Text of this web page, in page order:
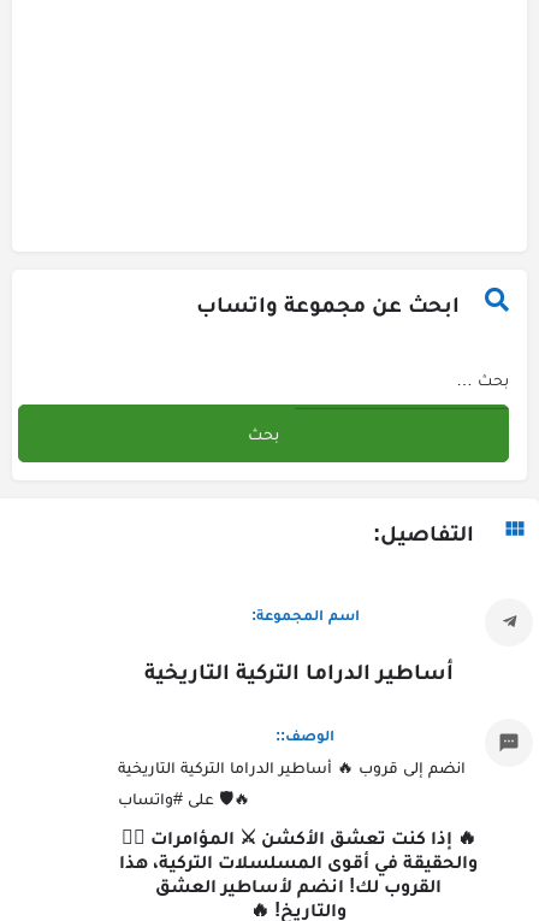
ابحث عن مجموعة واتساب
التفاصيل:
اسم المجموعة:
أساطير الدراما التركية التاريخية
الوصف::
انضم إلى قروب 🔥 أساطير الدراما التركية التاريخية
🔥🛡️ على #واتساب
🔥 إذا كنت تعشق الأكشن ⚔️ المؤامرات 🕵️‍♂️
والحقيقة في أقوى المسلسلات التركية، هذا
القروب لك! انضم لأساطير العشق
والتاريخ! 🔥